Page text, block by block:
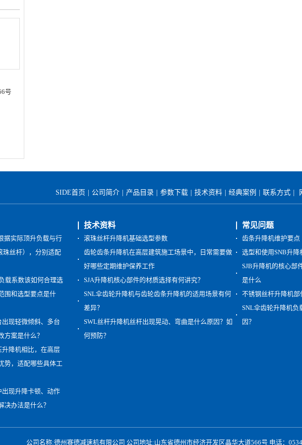
号
SIDE首页 公司简介 产品目录 参数下载 技术资料 经典案例 联系方式
据实际顶升负载与行
珠丝杆），分别适配
载系数该如何合理选
围和选型要点是什
现轻微倾斜、多台
方案是什么？
升降机相比，在高层
势，适配哪些具体工
出现升降卡顿、动作
决办法是什么？
技术资料
滚珠丝杆升降机基础选型参数
齿轮齿条升降机在高层建筑施工场景中，日常需要做
好哪些定期维护保养工作
SJA升降机核心部件的材质选择有何讲究？
SNL伞齿轮升降机与齿轮齿条升降机的适用场景有何
差异？
SWL丝杆升降机丝杆出现晃动、弯曲是什么原因？如
何预防？
常见问题
齿条升降机维护要点
选型和使用SNB升
SJB升降机的核心部
是什么
不锈钢丝杆升降机
SNL伞齿轮升降机负
因？
公司名称:德州赛德减速机有限公司 公司地址:山东省德州市经济开发区晶华大道566号 电话：